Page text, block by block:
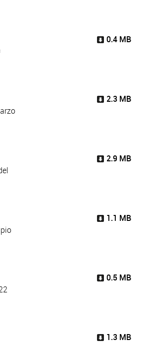
0.4 MB
2.3 MB
2.9 MB
1.1 MB
0.5 MB
1.3 MB